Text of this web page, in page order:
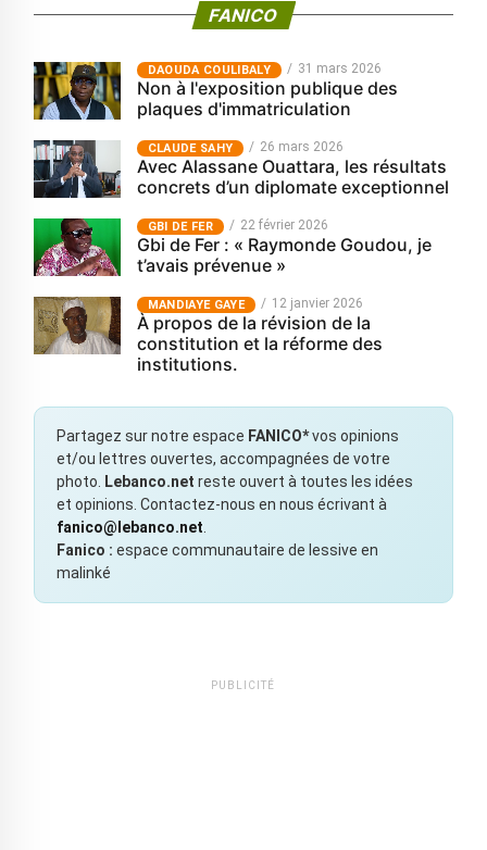
FANICO
‎DAOUDA COULIBALY 31 mars 2026
Non à l'exposition publique des
plaques d'immatriculation
CLAUDE SAHY 26 mars 2026
Avec Alassane Ouattara, les résultats
concrets d’un diplomate exceptionnel
GBI DE FER 22 février 2026
Gbi de Fer : « Raymonde Goudou, je
t’avais prévenue »
MANDIAYE GAYE 12 janvier 2026
À propos de la révision de la
constitution et la réforme des
institutions.
Partagez sur notre espace FANICO*vos opinions
et/ou lettres ouvertes, accompagnées de votre
photo.
Lebanco.net reste ouvert à toutes les idées
et opinions. Contactez-nous en nous écrivant à
fanico@lebanco.net
Fanico : espace communautaire de lessive en
malinké
PUBLICITÉ